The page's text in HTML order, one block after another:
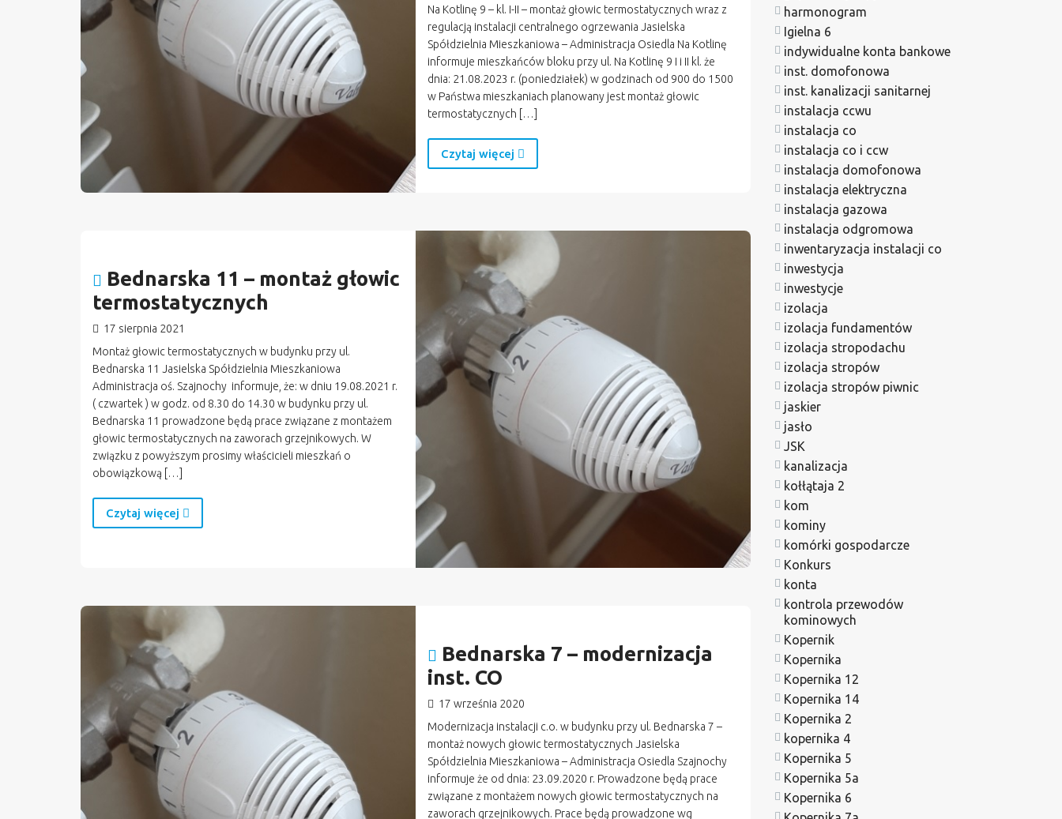
Na Kotlinę 9 – kl. I-II – montaż głowic termostatycznych wraz z
regulacją instalacji centralnego ogrzewania Jasielska
Spółdzielnia Mieszkaniowa – Administracja Osiedla Na Kotlinę
informuje mieszkańców bloku przy ul. Na Kotlinę 9 I i II kl. że
dnia: 21.08.2023 r. (poniedziałek) w godzinach od 900 do 1500
w Państwa mieszkaniach planowany jest montaż głowic
termostatycznych […]
Czytaj więcej
Bednarska 11 – montaż głowic
termostatycznych
17 sierpnia 2021
Montaż głowic termostatycznych w budynku przy ul.
Bednarska 11 Jasielska Spółdzielnia Mieszkaniowa
Administracja oś. Szajnochy informuje, że: w dniu 19.08.2021 r.
( czwartek ) w godz. od 8.30 do 14.30 w budynku przy ul.
Bednarska 11 prowadzone będą prace związane z montażem
głowic termostatycznych na zaworach grzejnikowych. W
związku z powyższym prosimy właścicieli mieszkań o
obowiązkową […]
Czytaj więcej
Bednarska 7 – modernizacja
inst. CO
17 września 2020
Modernizacja instalacji c.o. w budynku przy ul. Bednarska 7 –
montaż nowych głowic termostatycznych Jasielska
Spółdzielnia Mieszkaniowa – Administracja Osiedla Szajnochy
informuje że od dnia: 23.09.2020 r. Prowadzone będą prace
związane z montażem nowych głowic termostatycznych na
zaworach grzejnikowych. Prace będą prowadzone wg
harmonogram
Igielna 6
indywidualne konta bankowe
inst. domofonowa
inst. kanalizacji sanitarnej
instalacja ccwu
instalacja co
instalacja co i ccw
instalacja domofonowa
instalacja elektryczna
instalacja gazowa
instalacja odgromowa
inwentaryzacja instalacji co
inwestycja
inwestycje
izolacja
izolacja fundamentów
izolacja stropodachu
izolacja stropów
izolacja stropów piwnic
jaskier
jasło
JSK
kanalizacja
kołłątaja 2
kom
kominy
komórki gospodarcze
Konkurs
konta
kontrola przewodów
kominowych
Kopernik
Kopernika
Kopernika 12
Kopernika 14
Kopernika 2
kopernika 4
Kopernika 5
Kopernika 5a
Kopernika 6